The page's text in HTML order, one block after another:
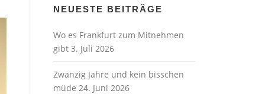
NEUESTE BEITRÄGE
Wo es Frankfurt zum Mitnehmen
gibt 3. Juli 2026
Zwanzig Jahre und kein bisschen
müde 24. Juni 2026